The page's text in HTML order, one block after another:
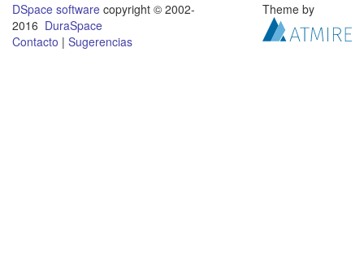
DSpace software copyright © 2002-
2016 DuraSpace
Contacto | Sugerencias
Theme by